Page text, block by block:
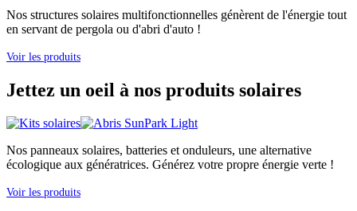
Nos structures solaires multifonctionnelles génèrent de l'énergie tout
en servant de pergola ou d'abri d'auto !
Voir les produits
Jettez un oeil à nos produits solaires
Nos panneaux solaires, batteries et onduleurs, une alternative
écologique aux génératrices. Générez votre propre énergie verte !
Voir les produits